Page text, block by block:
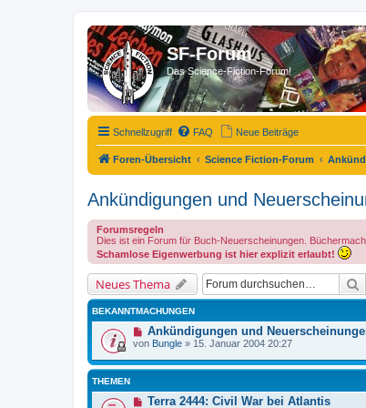
SF-Forum
Das Science-Fiction-Forum!
Schnellzugriff FAQ Neue Beiträge
Foren-Übersicht Science Fiction-Forum
Ankündigungen und
Forumsregeln
Dies ist ein Forum für Buch-Neuerscheinungen.
Schamlose Eigenwerbung ist hier explizit erlaubt!
Neues Thema
BEKANNTMACHUNGEN
Ankündigungen und
von Bungle » 15. Januar 2004 20:27
THEMEN
Terra 2444: Civil War bei Atlantis